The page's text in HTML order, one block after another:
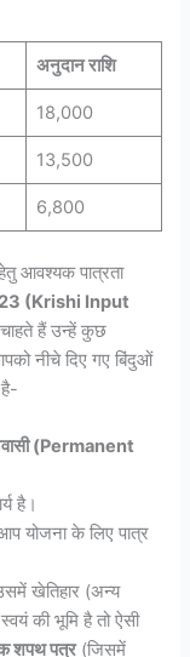
अनुदान राशि
18,000
13,500
6,800
आवश्यक पात्रता
(Krishi Input
हैं उन्हें कुछ
नीचे दिए गए बिंदुओं
(Permanent
है।
योजना के लिए पात्र
खेतिहार (अन्य
की भूमि है तो ऐसी
शपथ पत्र(जिसमें